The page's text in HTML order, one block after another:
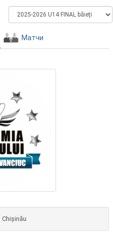
Матчи
Chișinău